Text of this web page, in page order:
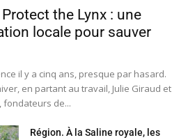
the Lynx : une
locale pour sauver
il y a cinq ans, presque par hasard.
en partant au travail, Julie Giraud et
fondateurs de...
Région. À la Saline royale, les